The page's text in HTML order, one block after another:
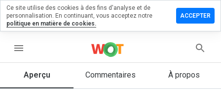
menu
Aperçu Commentaires À propos
un
Quelle
Ce site utilise des cookies à des fins d'analyse et de
personnalisation. En continuant, vous acceptez notre
politique en matière de cookies.
ACCEPTER